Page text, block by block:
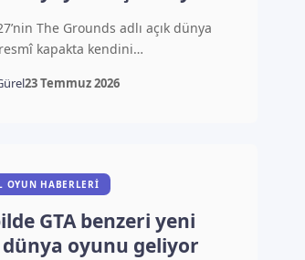
The Grounds adlı açık dünya
kapakta kendini…
23 Temmuz 2026
OYUN HABERLERI
GTA benzeri yeni
dünya oyunu geliyor